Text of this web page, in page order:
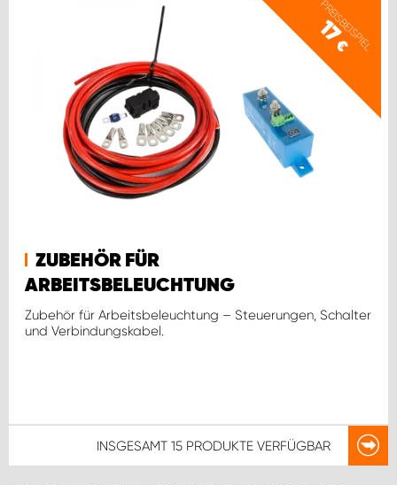
PREISBEISPIEL
17
€
ZUBEHÖR FÜR
ARBEITSBELEUCHTUNG
Zubehör für Arbeitsbeleuchtung – Steuerungen, Schalter
und Verbindungskabel.
INSGESAMT 15 PRODUKTE VERFÜGBAR